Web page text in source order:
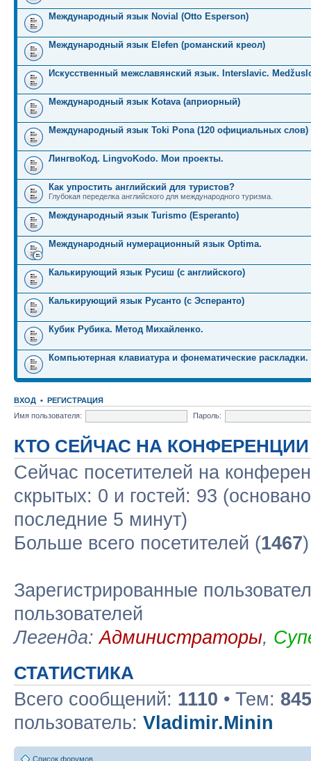
Международный язык Novial (Otto Esperson)
Международный язык Elefen (романский креол)
Искусственный межславянский язык. Interslavic.
Международный язык Kotava (априорный)
Международный язык Toki Pona (120 официальных слов)
ЛингвоКод. LingvoKodo. Мои проекты.
Как упростить английский для туристов?
Глубокая переделка английского для международного туризма.
Международный язык Turismo (Esperanto)
Международный нумерационный язык Optima.
Калькирующий язык Русиш (с английского)
Калькирующий язык Русанто (с Эсперанто)
Кубик Рубика. Метод Михайленко.
Компьютерная клавиатура и фонематические раскладки.
ВХОД • РЕГИСТРАЦИЯ
Имя пользователя:
Пароль:
КТО СЕЙЧАС НА КОНФЕРЕНЦИИ
Сейчас посетителей на
скрытых: 0 и гостей: 93
последние 5 минут)
Больше всего посетителей (1467
Зарегистрированные
пользователей
Легенда:Администраторы,
СТАТИСТИКА
Всего сообщений: 1110 • Тем: 845
пользователь: Vladimir.Minin
Список форумов